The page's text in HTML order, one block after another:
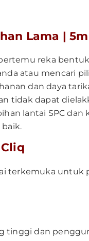
Lama |
reka
atau mencari
dan daya
tidak dapat
lantai SPC
terkemuka
tinggi dan